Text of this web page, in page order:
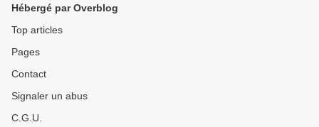
Hébergé par Overblog
Top articles
Pages
Contact
Signaler un abus
C.G.U.